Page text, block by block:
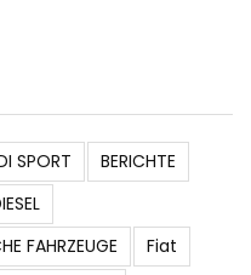
SPORT
BERICHTE
FAHRZEUGE
Fiat